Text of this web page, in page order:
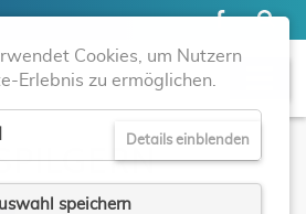
Cookies, um Nutzern
Erlebnis zu ermöglichen.
Details einblenden
speichern